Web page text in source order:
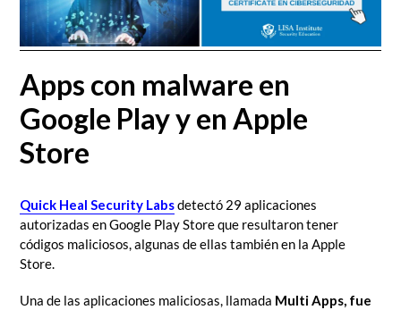
Apps con malware en
Google Play y en Apple
Store
Quick Heal Security Labsdetectó 29 aplicaciones
autorizadas en Google PlayStore que resultaron tener
códigos maliciosos, algunas de ellas también en la Apple
Store.
Una de las aplicaciones maliciosas, llamada Multi Apps, fue